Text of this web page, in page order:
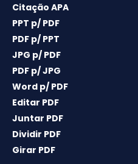
Citação APA
PPT p/ PDF
PDF p/ PPT
JPG p/ PDF
PDF p/ JPG
Word p/ PDF
Editar PDF
Juntar PDF
Dividir PDF
Girar PDF